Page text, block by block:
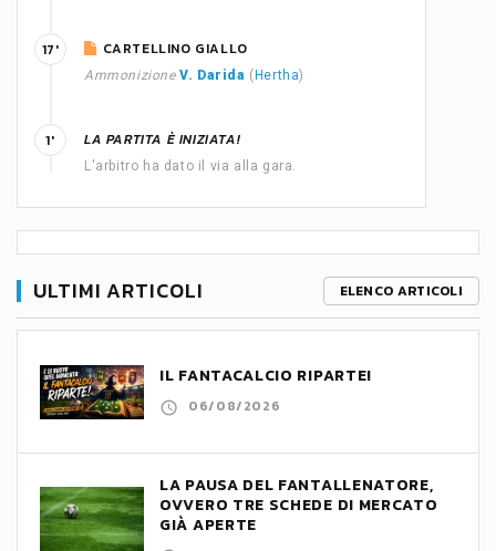
CARTELLINO GIALLO
Ammonizione V. Darida ( Hertha)
17'
LA PARTITA È INIZIATA!
L'arbitro ha dato il via alla gara.
1'
ULTIMI ARTICOLI ELENCO ARTICOLI
IL FANTACALCIO RIPARTE!
06/08/2026
LA PAUSA DEL FANTALLENATORE,
OVVERO TRE SCHEDE DI MERCATO
GIÀ APERTE